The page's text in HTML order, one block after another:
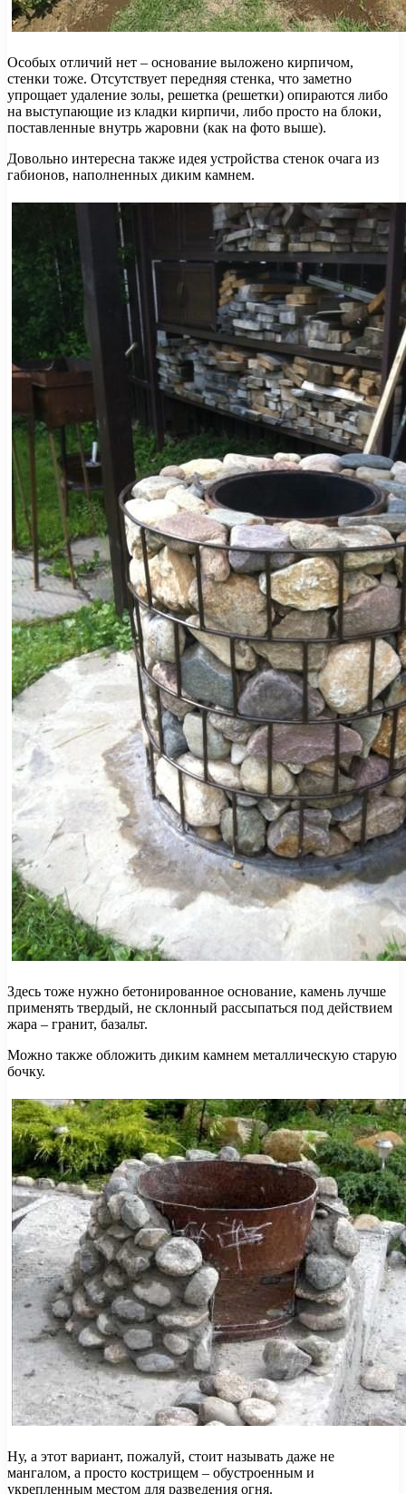
Особых отличий нет – основание выложено кирпичом,
стенки тоже. Отсутствует передняя стенка, что заметно
упрощает удаление золы, решетка (решетки) опираются либо
на выступающие из кладки кирпичи, либо просто на блоки,
поставленные внутрь жаровни (как на фото выше).
Довольно интересна также идея устройства стенок очага из
габионов, наполненных диким камнем.
Здесь тоже нужно бетонированное основание, камень лучше
применять твердый, не склонный рассыпаться под действием
жара – гранит, базальт.
Можно также обложить диким камнем металлическую старую
бочку.
Ну, а этот вариант, пожалуй, стоит называть даже не
мангалом, а просто кострищем – обустроенным и
укрепленным местом для разведения огня.